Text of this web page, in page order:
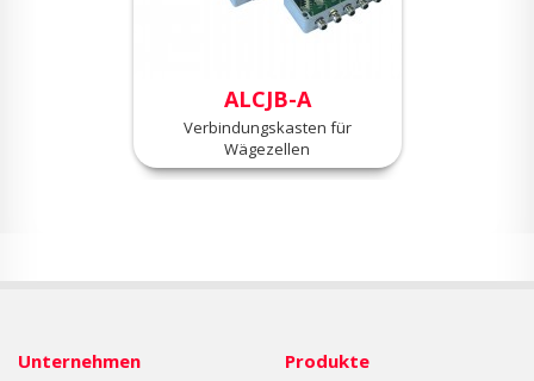
ALCJB-A
Verbindungskasten für
Wägezellen
Unternehmen Produkte